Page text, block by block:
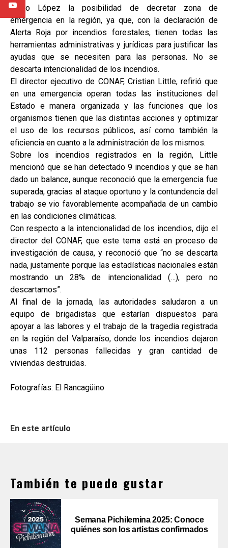
Fabio López la posibilidad de decretar zona de
emergencia en la región, ya que, con la declaración de
Alerta Roja por incendios forestales, tienen todas las
herramientas administrativas y jurídicas para justificar las
ayudas que se necesiten para las personas. No se
descarta intencionalidad de los incendios.
El director ejecutivo de CONAF, Cristian Little, refirió que
en una emergencia operan todas las instituciones del
Estado e manera organizada y las funciones que los
organismos tienen que las distintas acciones y optimizar
el uso de los recursos públicos, así como también la
eficiencia en cuanto a la administración de los mismos.
Sobre los incendios registrados en la región, Little
mencionó que se han detectado 9 incendios y que se han
dado un balance, aunque reconoció que la emergencia fue
superada, gracias al ataque oportuno y la contundencia del
trabajo se vio favorablemente acompañada de un cambio
en las condiciones climáticas.
Con respecto a la intencionalidad de los incendios, dijo el
director del CONAF, que este tema está en proceso de
investigación de causa, y reconoció que “no se descarta
nada, justamente porque las estadísticas nacionales están
mostrando un 28% de intencionalidad (…), pero no
descartamos”.
Al final de la jornada, las autoridades saludaron a un
equipo de brigadistas que estarían dispuestos para
apoyar a las labores y el trabajo de la tragedia registrada
en la región del Valparaíso, donde los incendios dejaron
unas 112 personas fallecidas y gran cantidad de
viviendas destruidas.
Fotografías: El Rancagüino
En este artículo
También te puede gustar
Semana Pichilemina 2025: Conoce
quiénes son los artistas confirmados